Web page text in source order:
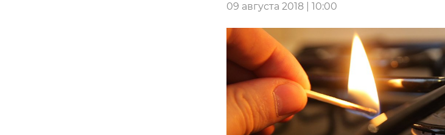
09 августа 2018 | 10:00